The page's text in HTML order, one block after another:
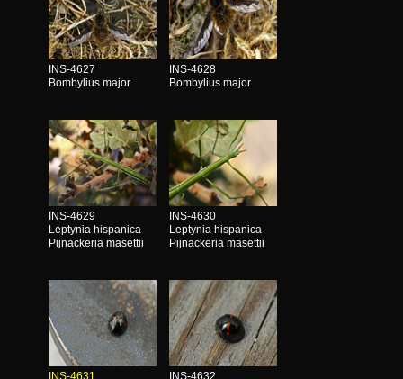
INS-4627
Bombylius major
INS-4628
Bombylius major
INS-4629
Leptynia hispanica
Pijnackeria masettii
INS-4630
Leptynia hispanica
Pijnackeria masettii
INS-4631 INS-4632